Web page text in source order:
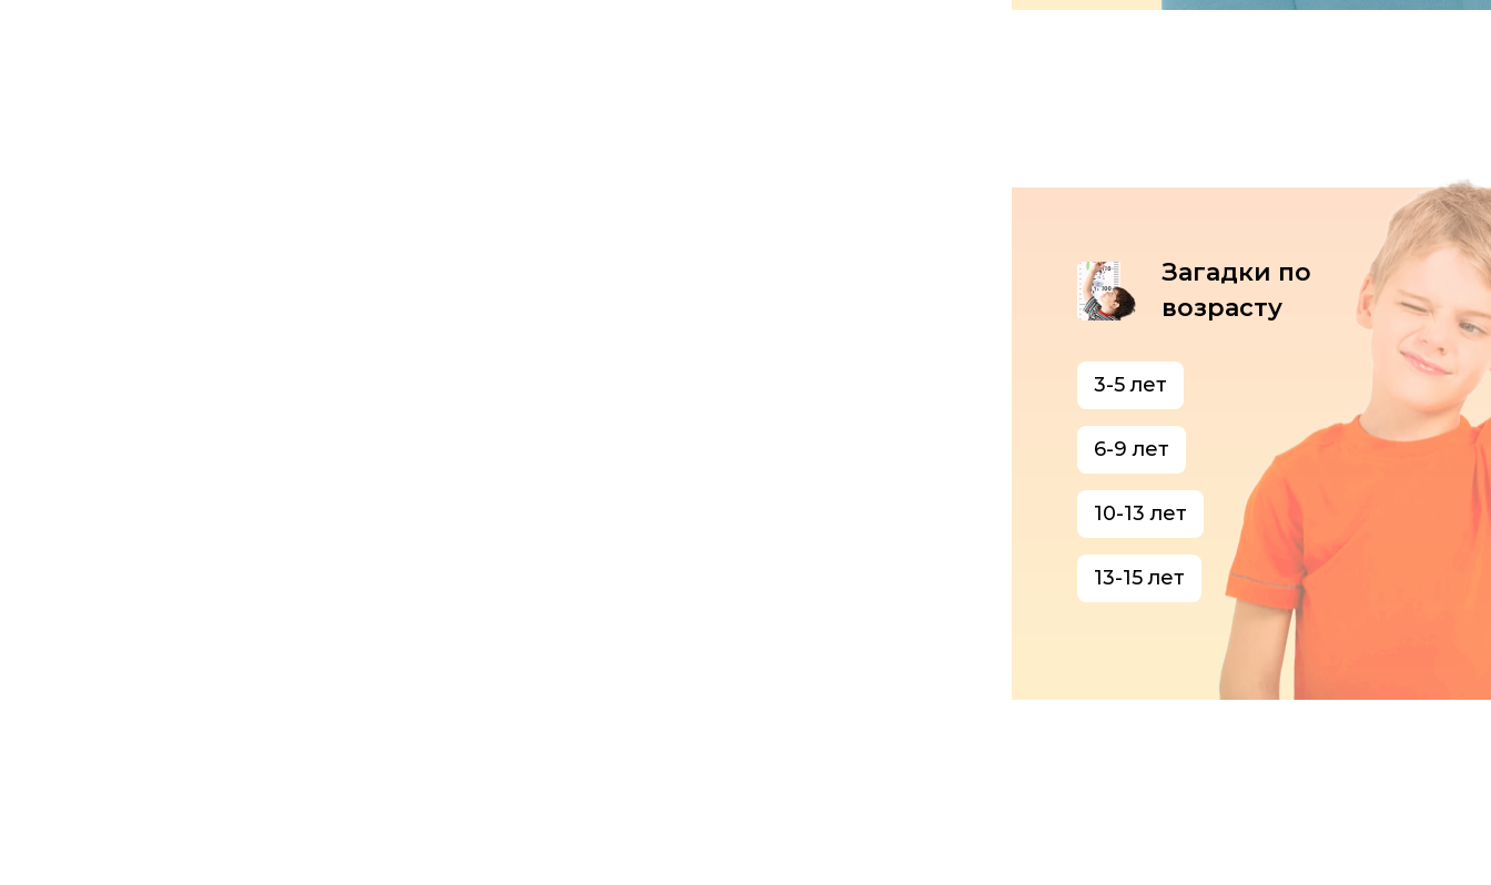
Загадки по
возрасту
3-5 лет
6-9 лет
10-13 лет
13-15 лет